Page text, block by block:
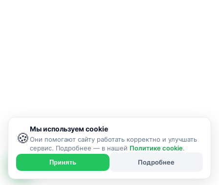
🍪
Мы используем cookie
Они помогают сайту работать корректно и улучшать
сервис. Подробнее — в нашей Политике cookie.
Принять Подробнее